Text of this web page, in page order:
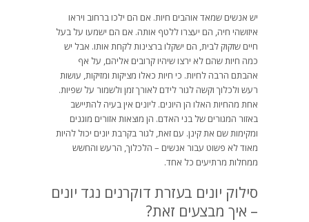
יש אנשים שמאד אוהבים חיות. אם הם ילכו ברחוב ויראו
איזושהי חיה, הם יעצרו ללטף אותה. אם הם ישמעו על בעל
חיים שזקוק לבית, הם ישקלו ברצינות לקחת אותו. אבל יש
כמה חיות שהם לא ירצו שיהיו קרובים אליהם, על אף
אהבתם הרבה לחיות. כי חיות כאלו מציקות ומזיקות, עושות
רעש ולכלוך וקשה לגור לידם לאורך זמן ולשמור על שפיות.
אחת מהחיות האלו הן היונים. ליונים אין בעיה להתיישב
באזור המגורים של בני האדם. הן מוצאות אזורים מוגנים
ומקימות שם את קינן. עם זאת, לגור בקרבת יונים יכול להיות
מאוד לא פשוט עבור אנשים – הלכלוך, הרעש והחשש
ממחלות מרתיעים כל אחד.
סילוק יונים בעזרת דוקרנים נגד יונים
– איך מבצעים זאת?